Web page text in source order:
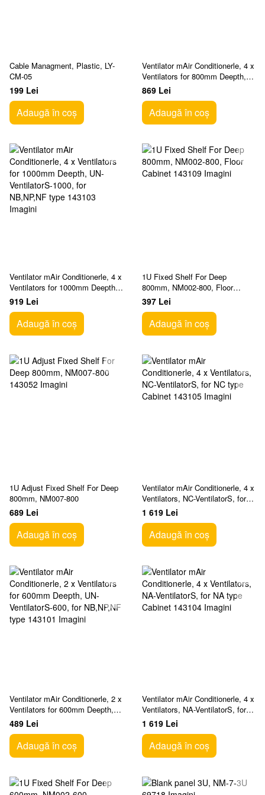
Cable Managment, Plastic, LY-
CM-05
199 Lei
Adaugă în coș
Ventilator mAir Conditionerle, 4 х
Ventilators for 800mm Deepth,
UN-VentilatorS-800, for
NB,NP,NF type
869 Lei
Adaugă în coș
Ventilator mAir Conditionerle, 4 х
Ventilators for 1000mm Deepth,
UN-VentilatorS-1000, for
NB,NP,NF type
919 Lei
Adaugă în coș
1U Fixed Shelf For Deep
800mm, NM002-800, Floor
Cabinet
397 Lei
Adaugă în coș
1U Adjust Fixed Shelf For Deep
800mm, NM007-800
689 Lei
Adaugă în coș
Ventilator mAir Conditionerle, 4 х
Ventilators, NC-VentilatorS, for
NC type Cabinet
1 619 Lei
Adaugă în coș
Ventilator mAir Conditionerle, 2 х
Ventilators for 600mm Deepth,
UN-VentilatorS-600, for
NB,NP,NF type
489 Lei
Adaugă în coș
Ventilator mAir Conditionerle, 4 х
Ventilators, NA-VentilatorS, for
NA type Cabinet
1 619 Lei
Adaugă în coș